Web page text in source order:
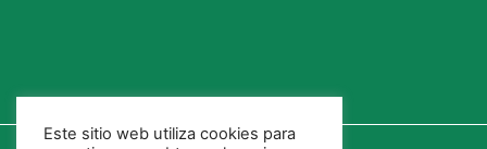
Este sitio web utiliza cookies para